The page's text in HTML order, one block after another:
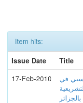
Item hits:
Issue Date
Title
17-Feb-2010
في
بالجزائر